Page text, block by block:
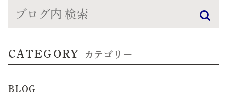
CATEGORY カテゴリー
BLOG